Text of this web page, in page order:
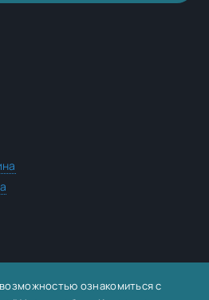
ознакомиться с